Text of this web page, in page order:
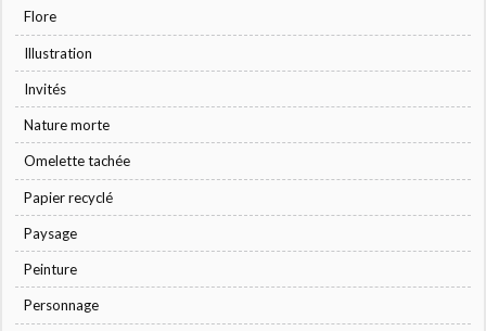
Flore
Illustration
Invités
Nature morte
Omelette tachée
Papier recyclé
Paysage
Peinture
Personnage